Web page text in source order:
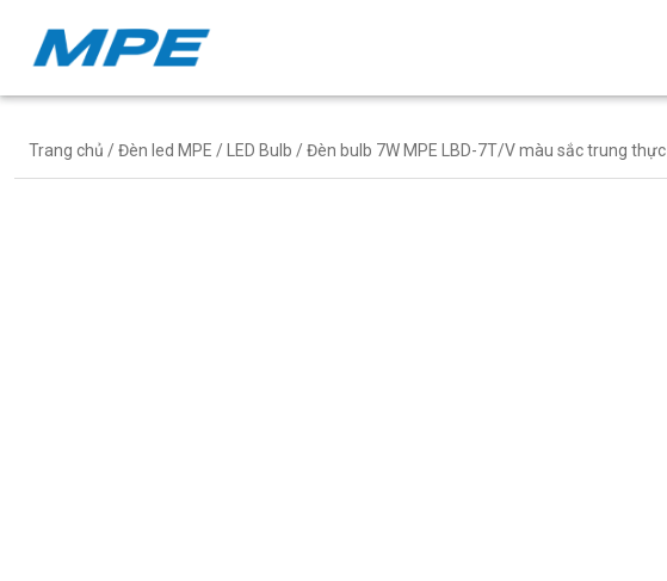
Trang chủ /Đèn led MPE / LED Bulb / Đèn bulb 7W MPE LBD-7T/V màu sắc trung thực